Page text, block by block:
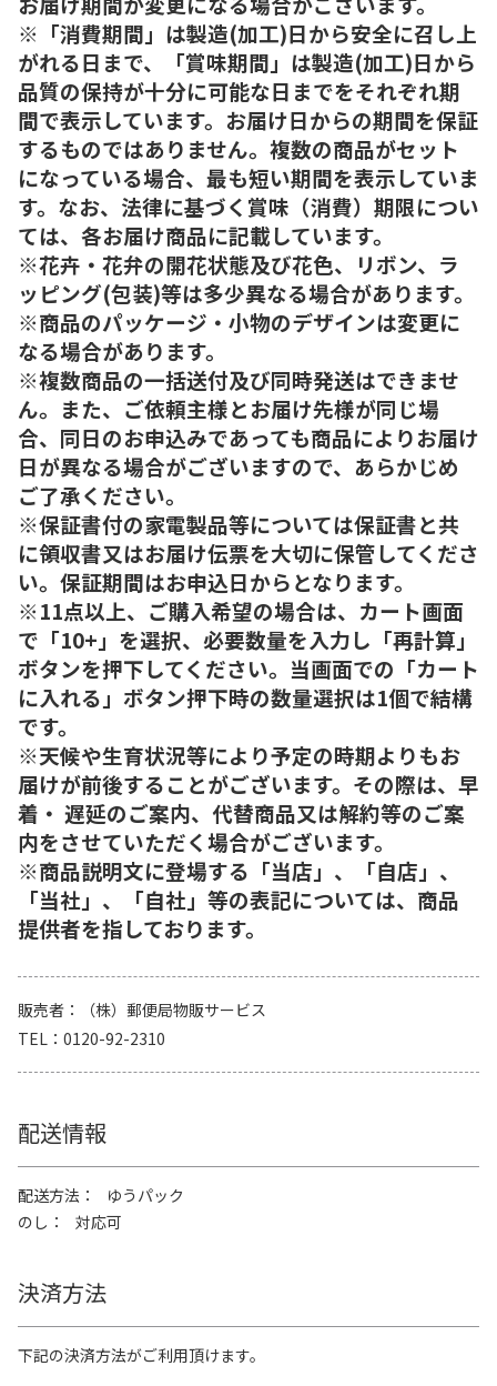
※「消費期間」は製造(加工)日から安全に召し上
がれる日まで、「賞味期間」は製造(加工)日から
品質の保持が十分に可能な日までをそれぞれ期
間で表示しています。お届け日からの期間を保証
するものではありません。複数の商品がセット
になっている場合、最も短い期間を表示していま
す。なお、法律に基づく賞味（消費）期限につい
ては、各お届け商品に記載しています。
※花卉・花弁の開花状態及び花色、リボン、ラ
ッピング(包装)等は多少異なる場合があります。
※商品のパッケージ・小物のデザインは変更に
なる場合があります。
※複数商品の一括送付及び同時発送はできませ
ん。また、ご依頼主様とお届け先様が同じ場
合、同日のお申込みであっても商品によりお届け
日が異なる場合がございますので、あらかじめ
ご了承ください。
※保証書付の家電製品等については保証書と共
に領収書又はお届け伝票を大切に保管してくださ
い。保証期間はお申込日からとなります。
※11点以上、ご購入希望の場合は、カート画面
で「10+」を選択、必要数量を入力し「再計算」
ボタンを押下してください。当画面での「カート
に入れる」ボタン押下時の数量選択は1個で結構
です。
※天候や生育状況等により予定の時期よりもお
届けが前後することがございます。その際は、早
着・ 遅延のご案内、代替商品又は解約等のご案
内をさせていただく場合がございます。
※商品説明文に登場する「当店」、「自店」、
「当社」、「自社」等の表記については、商品
提供者を指しております。
販売者
（株）郵便局物販サービス
TEL
0120-92-2310
配送情報
配送方法
ゆうパック
のし
対応可
決済方法
下記の決済方法がご利用頂けます。